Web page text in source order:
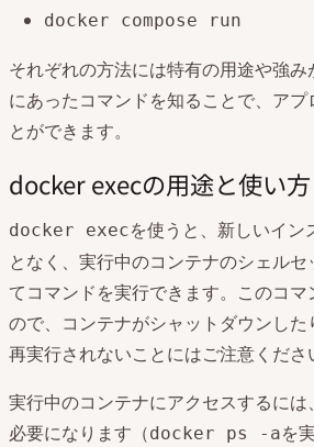
docker compose run
それぞれの方法には特有の用途や強
にあったコマンドを知ることで、アプ
とができます。
docker execの用途と使い方
docker execを使うと、新しいイン
となく、実行中のコンテナのシェル
てコマンドを実行できます。このコ
ので、コンテナがシャットダウンし
再実行されないことにはご注意くださ
実行中のコンテナにアクセスするに
必要になります（docker ps -aを